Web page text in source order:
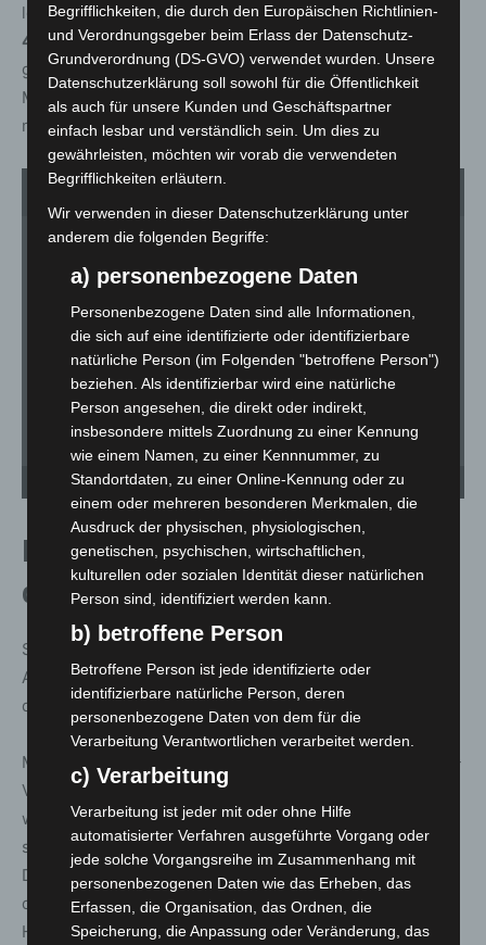
leisteten die Motorradstaffeln über5.154 Stunden an
400 Einsatztagen– ein Anstieg von 8,6 Prozent
gegenüber dem Vorjahr. In970 Fällenhalfen sie
Menschen in Notsituationen. Insgesamt wurden dabei
mehr als135.000 Kilometerzurückgelegt.
Stauhilfe auf zwei Rädern: Johanniter wieder im Einsatz - © Carl-Marcus Müller /
LGHNews
Langjährige Partnerschaft mit
dem ADAC
Seit 2012 unterstützt der ADAC Niedersachsen/Sachsen-
Anhalt das Projekt nicht nur finanziell, sondern auch
durch Trainings- und Schulungsangebote.
Michael Weber, Sprecher des geschäftsführenden ADAC-
Vorstands, erklärte: „Unter dem Motto ‚Wir sind da‘ geben
wir als gelbe Engel unseren Mitgliedern Sicherheit und
stehen ihnen als Alltags- und Mobilitätshelfer zur Seite.
Die Johanniter-Motorradstaffeln handeln nach
demselben Prinzip – sie sind da, wenn in Stausituationen
Hilfe benötigt wird. Deshalb freut es uns als ADAC, dass
Begrifflichkeiten, die durch den Europäischen Richtlinien-
und Verordnungsgeber beim Erlass der Datenschutz-
Grundverordnung (DS-GVO) verwendet wurden. Unsere
Datenschutzerklärung soll sowohl für die Öffentlichkeit
als auch für unsere Kunden und Geschäftspartner
einfach lesbar und verständlich sein. Um dies zu
gewährleisten, möchten wir vorab die verwendeten
Begrifflichkeiten erläutern.
Wir verwenden in dieser Datenschutzerklärung unter
anderem die folgenden Begriffe:
a) personenbezogene Daten
Personenbezogene Daten sind alle Informationen,
die sich auf eine identifizierte oder identifizierbare
natürliche Person (im Folgenden "betroffene Person")
beziehen. Als identifizierbar wird eine natürliche
Person angesehen, die direkt oder indirekt,
insbesondere mittels Zuordnung zu einer Kennung
wie einem Namen, zu einer Kennnummer, zu
Standortdaten, zu einer Online-Kennung oder zu
einem oder mehreren besonderen Merkmalen, die
Ausdruck der physischen, physiologischen,
genetischen, psychischen, wirtschaftlichen,
kulturellen oder sozialen Identität dieser natürlichen
Person sind, identifiziert werden kann.
b) betroffene Person
Betroffene Person ist jede identifizierte oder
identifizierbare natürliche Person, deren
personenbezogene Daten von dem für die
Verarbeitung Verantwortlichen verarbeitet werden.
c) Verarbeitung
Verarbeitung ist jeder mit oder ohne Hilfe
automatisierter Verfahren ausgeführte Vorgang oder
jede solche Vorgangsreihe im Zusammenhang mit
personenbezogenen Daten wie das Erheben, das
Erfassen, die Organisation, das Ordnen, die
Speicherung, die Anpassung oder Veränderung, das